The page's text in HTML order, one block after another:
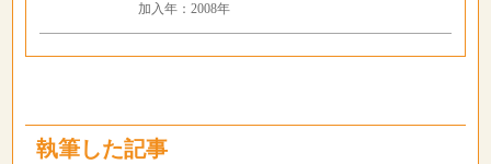
加入年：2008年
執筆した記事